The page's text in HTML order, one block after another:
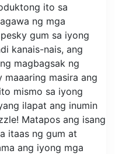
ito sa
ng mga
gum sa iyong
kanais-nais, ang
magbagsak ng
maaaring masira ang
mismo sa iyong
ilapat ang inumin
Matapos ang isang
itaas ng gum at
ang iyong mga